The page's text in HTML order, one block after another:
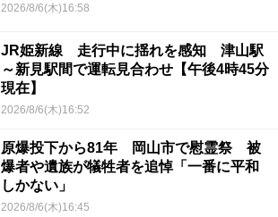
2026/8/6(木)16:58
JR姫新線 走行中に揺れを感知 津山駅
～新見駅間で運転見合わせ【午後4時45分
現在】
2026/8/6(木)16:52
原爆投下から81年 岡山市で慰霊祭 被
爆者や遺族が犠牲者を追悼「一番に平和
しかない」
2026/8/6(木)16:45